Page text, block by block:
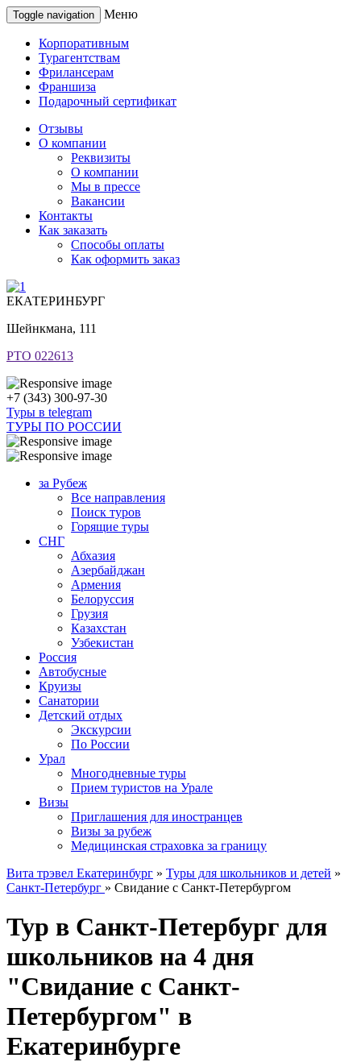
Toggle navigation Меню
Корпоративным
Турагентствам
Фрилансерам
Франшиза
Подарочный сертификат
Отзывы
О компании
Реквизиты
О компании
Мы в прессе
Вакансии
Контакты
Как заказать
Способы оплаты
Как оформить заказ
ЕКАТЕРИНБУРГ
Шейнкмана, 111
РТО 022613
+7 (343) 300-97-30
Туры в telegram
ТУРЫ ПО РОССИИ
за Рубеж
Все направления
Поиск туров
Горящие туры
СНГ
Абхазия
Азербайджан
Армения
Белоруссия
Грузия
Казахстан
Узбекистан
Россия
Автобусные
Круизы
Санатории
Детский отдых
Экскурсии
По России
Урал
Многодневные туры
Прием туристов на Урале
Визы
Приглашения для иностранцев
Визы за рубеж
Медицинская страховка за границу
Вита трэвел Екатеринбург » Туры для школьников и детей »
Санкт-Петербург » Свидание с Санкт-Петербургом
Тур в Санкт-Петербург для
школьников на 4 дня
"Свидание с Санкт-
Петербургом" в
Екатеринбурге